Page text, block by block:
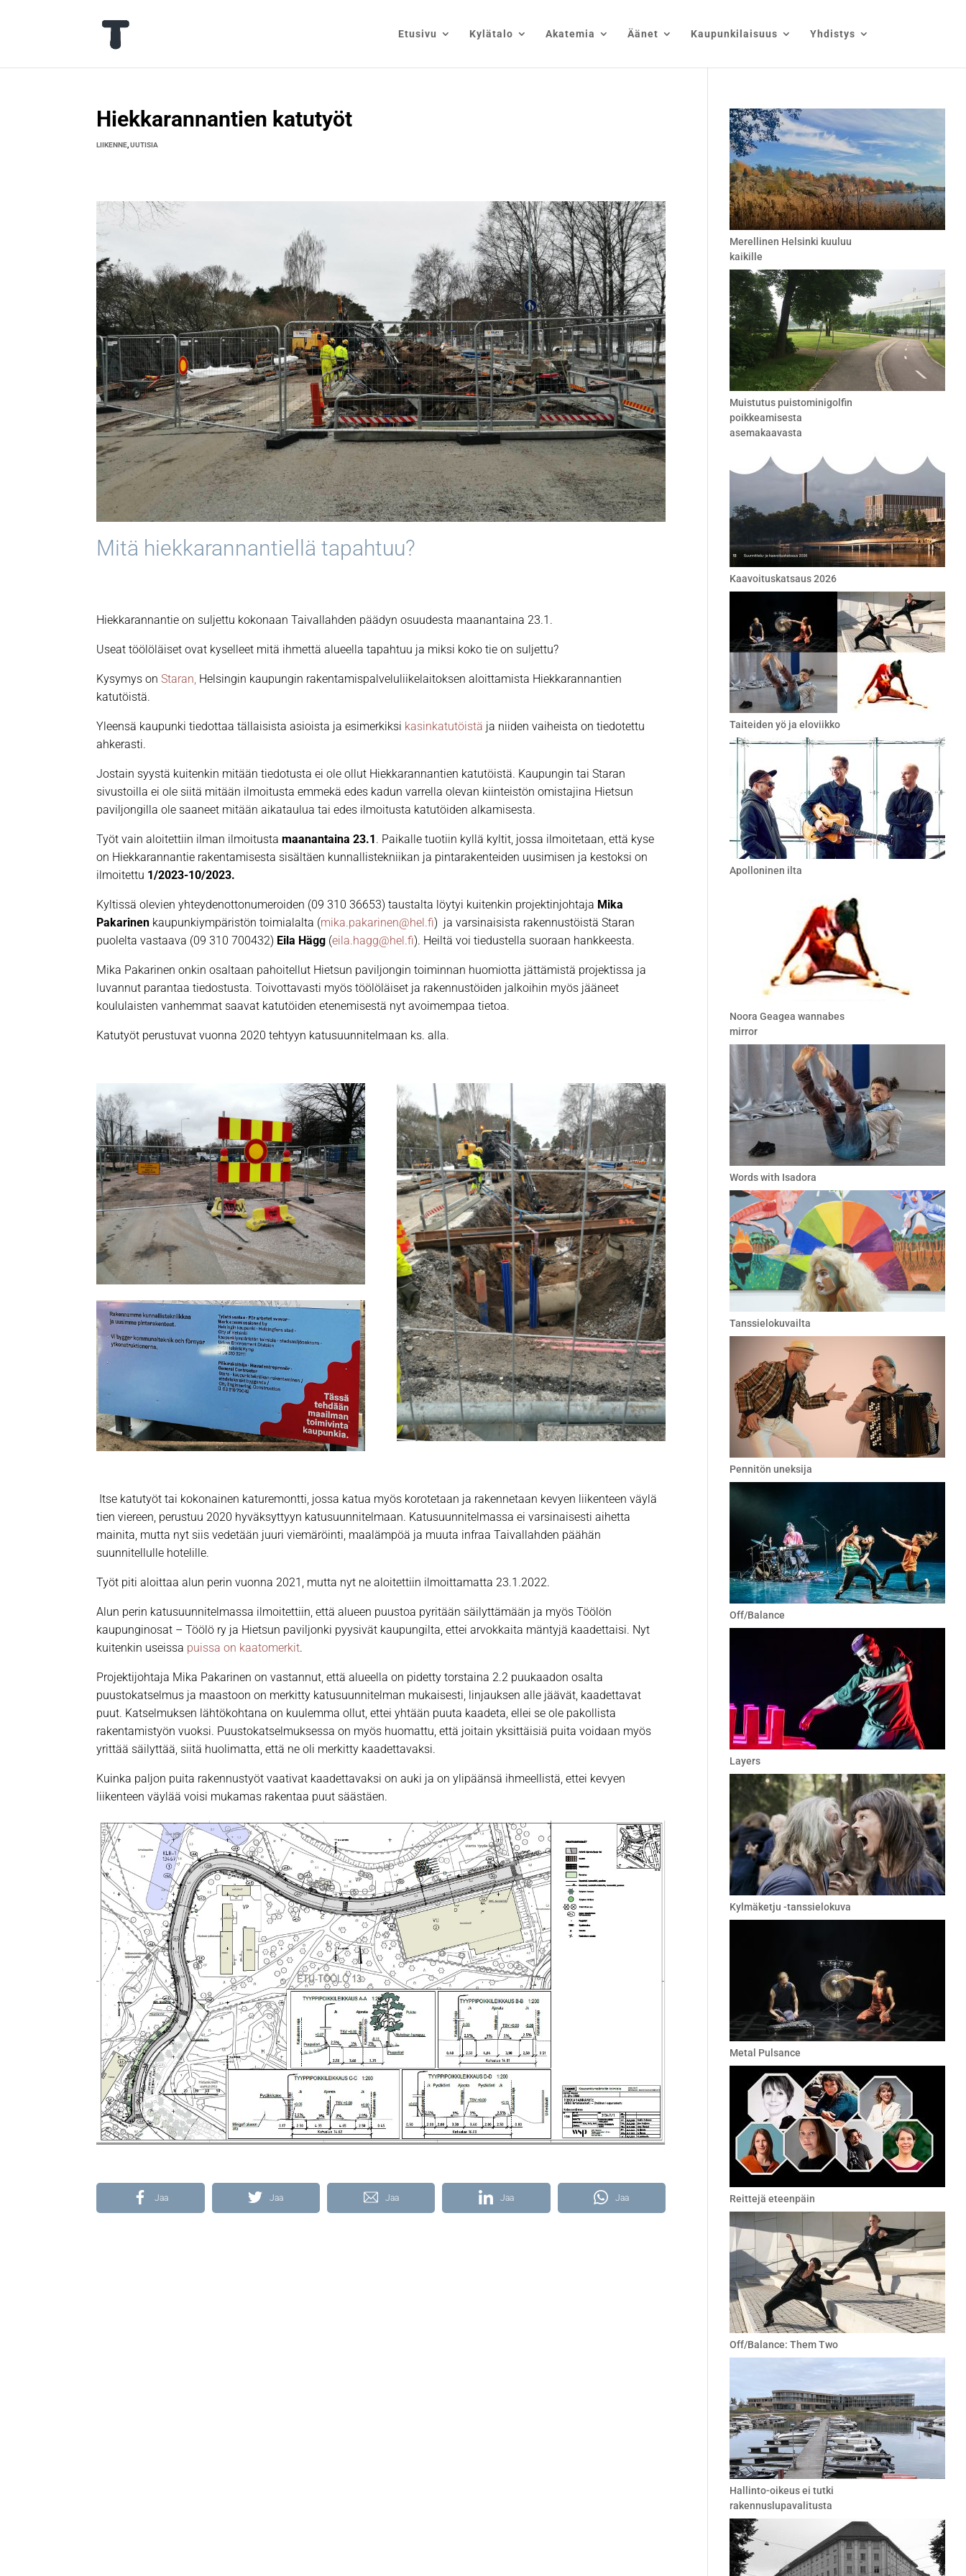
Etusivu Kylätalo Akatemia Äänet Kaupunkilaisuus Yhdistys
Hiekkarannantien katutyöt
LIIKENNE ,UUTISIA
Mitä hiekkarannantiellä tapahtuu?
Hiekkarannantie on suljettu kokonaan Taivallahden päädyn osuudesta maanantaina 23.1.
Useat töölöläiset ovat kyselleet mitä ihmettä alueella tapahtuu ja miksi koko tie on suljettu?
Kysymys onStaran, Helsingin kaupungin rakentamispalveluliikelaitoksen aloittamista Hiekkarannantien
katutöistä.
Yleensä kaupunki tiedottaa tällaisista asioista ja esimerkiksi kasinkatutöistä ja niiden vaiheista on tiedotettu
ahkerasti.
Jostain syystä kuitenkin mitään tiedotusta ei ole ollut Hiekkarannantien katutöistä. Kaupungin tai Staran
sivustoilla ei ole siitä mitään ilmoitusta emmekä edes kadun varrella olevan kiinteistön omistajina Hietsun
paviljongilla ole saaneet mitään aikataulua tai edes ilmoitusta katutöiden alkamisesta.
Työt vain aloitettiin ilman ilmoitustamaanantaina 23.1 . Paikalle tuotiin kyllä kyltit, jossa ilmoitetaan, että kyse
on Hiekkarannantie rakentamisesta sisältäen kunnallistekniikan ja pintarakenteiden uusimisen ja kestoksi on
ilmoitettu 1/2023-10/2023.
Kyltissä olevien yhteydenottonumeroiden (09 310 36653) taustalta löytyi kuitenkin projektinjohtaja Mika
Pakarinen kaupunkiympäristön toimialalta (mika.pakarinen@hel.fi) ja varsinaisista rakennustöistä Staran
puolelta vastaava (09 310 700432) Eila Hägg (eila.hagg@hel.fi). Heiltä voi tiedustella suoraan hankkeesta.
Mika Pakarinen onkin osaltaan pahoitellut Hietsun paviljongin toiminnan huomiotta jättämistä projektissa ja
luvannut parantaa tiedostusta. Toivottavasti myös töölöläiset ja rakennustöiden jalkoihin myös jääneet
koululaisten vanhemmat saavat katutöiden etenemisestä nyt avoimempaa tietoa.
Katutyöt perustuvat vuonna 2020 tehtyyn katusuunnitelmaan ks. alla.
Itse katutyöt tai kokonainen katuremontti, jossa katua myös korotetaan ja rakennetaan kevyen liikenteen väylä
tien viereen, perustuu 2020 hyväksyttyyn katusuunnitelmaan. Katusuunnitelmassa ei varsinaisesti aihetta
mainita, mutta nyt siis vedetään juuri viemäröinti, maalämpöä ja muuta infraa Taivallahden päähän
suunnitellulle hotelille.
Työt piti aloittaa alun perin vuonna 2021, mutta nyt ne aloitettiin ilmoittamatta 23.1.2022.
Alun perin katusuunnitelmassa ilmoitettiin, että alueen puustoa pyritään säilyttämään ja myös Töölön
kaupunginosat – Töölö ry ja Hietsun paviljonki pyysivät kaupungilta, ettei arvokkaita mäntyjä kaadettaisi. Nyt
kuitenkin useissa puissa on kaatomerkit.
Projektijohtaja Mika Pakarinen on vastannut, että alueella on pidetty torstaina 2.2 puukaadon osalta
puustokatselmus ja maastoon on merkitty katusuunnitelman mukaisesti, linjauksen alle jäävät, kaadettavat
puut. Katselmuksen lähtökohtana on kuulemma ollut, ettei yhtään puuta kaadeta, ellei se ole pakollista
rakentamistyön vuoksi. Puustokatselmuksessa on myös huomattu, että joitain yksittäisiä puita voidaan myös
yrittää säilyttää, siitä huolimatta, että ne oli merkitty kaadettavaksi.
Kuinka paljon puita rakennustyöt vaativat kaadettavaksi on auki ja on ylipäänsä ihmeellistä, ettei kevyen
liikenteen väylää voisi mukamas rakentaa puut säästäen.
Jaa Jaa Jaa Jaa Jaa
Merellinen Helsinki kuuluu
kaikille
Muistutus puistominigolfin
poikkeamisesta
asemakaavasta
Kaavoituskatsaus 2026
Taiteiden yö ja eloviikko
Apolloninen ilta
Noora Geagea wannabes
mirror
Words with Isadora
Tanssielokuvailta
Pennitön uneksija
Off/Balance
Layers
Kylmäketju -tanssielokuva
Metal Pulsance
Reittejä eteenpäin
Off/Balance: Them Two
Hallinto-oikeus ei tutki
rakennuslupavalitusta